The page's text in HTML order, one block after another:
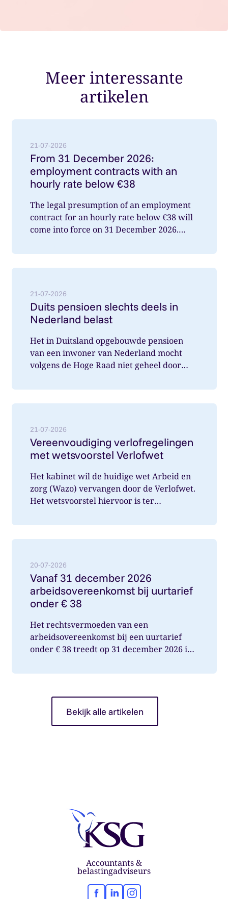
Meer interessante
artikelen
21-07-2026
From 31 December 2026:
employment contracts with an
hourly rate below €38
The legal presumption of an employment
contract for an hourly rate below €38 will
come into force on 31 December 2026.
21-07-2026
Duits pensioen slechts deels in
Nederland belast
Het in Duitsland opgebouwde pensioen
van een inwoner van Nederland mocht
volgens de Hoge Raad niet geheel door
21-07-2026
Vereenvoudiging verlofregelingen
met wetsvoorstel Verlofwet
Het kabinet wil de huidige wet Arbeid en
zorg (Wazo) vervangen door de Verlofwet.
Het wetsvoorstel hiervoor is ter
20-07-2026
Vanaf 31 december 2026
arbeidsovereenkomst bij uurtarief
onder € 38
Het rechtsvermoeden van een
arbeidsovereenkomst bij een uurtarief
onder € 38 treedt op 31 december 2026 in
Bekijk alle artikelen
Accountants &
belastingadviseurs
Facebook
LinkedInInstagram